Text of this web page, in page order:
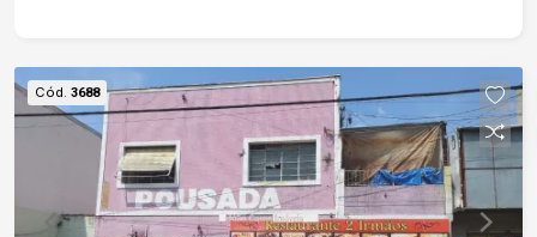
Cód. 3688